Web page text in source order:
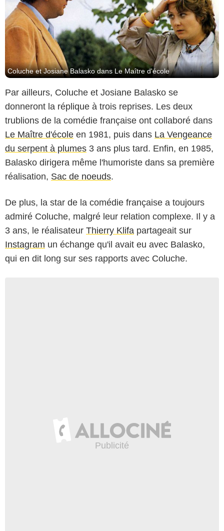
Coluche et Josiane Balasko dans Le Maître d'école
Par ailleurs, Coluche et Josiane Balasko se
donneront la réplique à trois reprises. Les deux
trublions de la comédie française ont collaboré dans
Le Maître d'école en 1981, puis dans La Vengeance
du serpent à plumes 3 ans plus tard. Enfin, en 1985,
Balasko dirigera même l'humoriste dans sa première
réalisation, Sac de noeuds.
De plus, la star de la comédie française a toujours
admiré Coluche, malgré leur relation complexe. Il y a
3 ans, le réalisateur Thierry Klifa partageait sur
Instagram un échange qu'il avait eu avec Balasko,
qui en dit long sur ses rapports avec Coluche.